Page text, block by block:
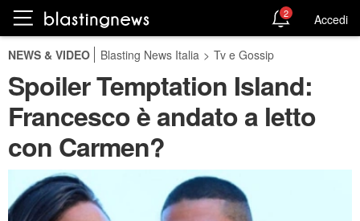
2 Accedi
NEWS & VIDEO Blasting News Italia > Tv e Gossip
Spoiler Temptation Island:
Francesco è andato a letto
con Carmen?